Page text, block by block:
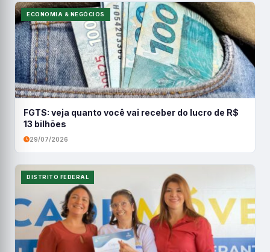
ECONOMIA & NEGÓCIOS
FGTS: veja quanto você vai receber do lucro de R$
13 bilhões
29/07/2026
DISTRITO FEDERAL